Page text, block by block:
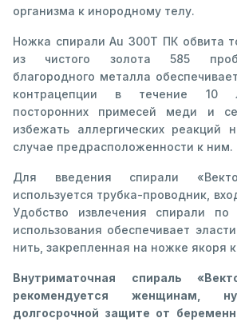
организма к инородному телу.
Ножка спирали Au 300Т ПК обвита
из чистого золота 585
благородного металла
контрацепции в течение 10
посторонних примесей меди и
избежать аллергических реакций
случае предрасположенности к ним.
Для введения спирали
используется трубка-проводник,
Удобство извлечения спирали по
использования обеспечивает
нить, закрепленная на ножке якоря
Внутриматочная спираль
рекомендуется женщинам,
долгосрочной защите от